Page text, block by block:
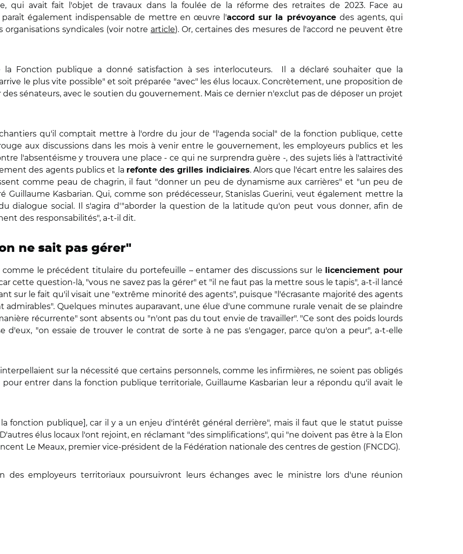
qui avait fait l'objet de travaux dans la foulée de la réforme des retraites de 2023. Face au
également indispensable de mettre en œuvre l'accord sur la prévoyance des agents, qui
organisations syndicales (voir notre article). Or, certaines des mesures de l'accord ne peuvent être
Fonction publique a donné satisfaction à ses interlocuteurs.
Il a déclaré souhaiter que la
le plus vite possible" et soit préparée "avec" les élus locaux. Concrètement, une proposition de
sénateurs, avec le soutien du gouvernement. Mais ce dernier n'exclut pas de déposer un projet
qu'il comptait mettre à l'ordre du jour de "l'agenda social" de la fonction publique, cette
aux discussions dans les mois à venir entre le gouvernement, les employeurs publics et les
l'absentéisme y trouvera une place - ce qui ne surprendra guère -, des sujets liés à l'attractivité
des agents publics et la refonte des grilles indiciaires. Alors que l'écart entre les salaires des
comme peau de chagrin, il faut "donner un peu de dynamisme aux carrières" et "un peu de
Guillaume Kasbarian. Qui, comme son prédécesseur, Stanislas Guerini, veut également mettre la
dialogue social. Il s'agira d'"aborder la question de la latitude qu'on peut vous donner, afin de
des responsabilités", a-t-il dit.
ne sait pas gérer"
le précédent titulaire du portefeuille – entamer des discussions sur le
licenciement pour
cette question-là, "vous ne savez pas la gérer" et "il ne faut pas la mettre sous le tapis", a-t-il lancé
sur le fait qu'il visait une "extrême minorité des agents", puisque "l'écrasante majorité des agents
Quelques minutes auparavant, une élue d'une commune rurale venait de se plaindre
récurrente" sont absents ou "n'ont pas du tout envie de travailler". "Ce sont des poids lourds
d'eux, "on essaie de trouver le contrat de sorte à ne pas s'engager, parce qu'on a peur", a-t-elle
sur la nécessité que certains personnels, comme les infirmières, ne soient pas obligés
pour entrer dans la fonction publique territoriale, Guillaume Kasbarian leur a répondu qu'il avait le
fonction publique], car il y a un enjeu d'intérêt général derrière", mais il faut que le statut puisse
élus locaux l'ont rejoint, en réclamant "des simplifications", qui "ne doivent pas être à la Elon
Le Meaux, premier vice-président de la Fédération nationale des centres de gestion (FNCDG).
des employeurs territoriaux poursuivront leurs échanges avec le ministre lors d'une réunion